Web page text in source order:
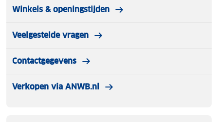
Winkels & openingstijden
Veelgestelde vragen
Contactgegevens
Verkopen via ANWB.nl